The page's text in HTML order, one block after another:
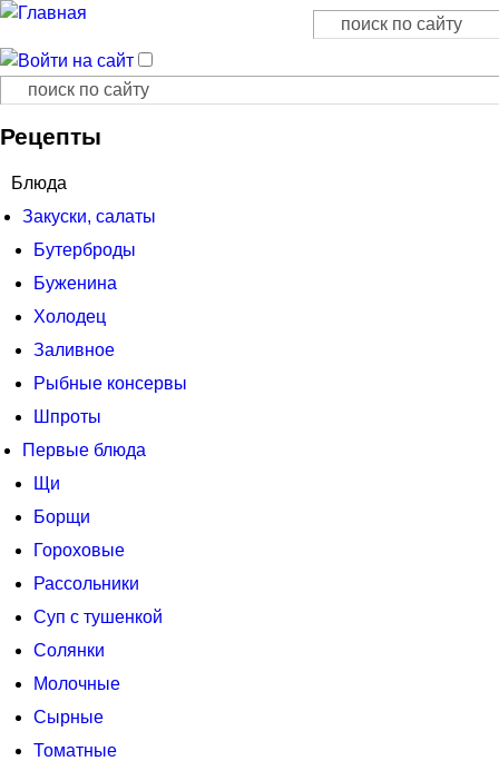
Форма поиска
Поиск
Форма поиска
Поиск
Рецепты
Блюда
Закуски, салаты
Бутерброды
Буженина
Холодец
Заливное
Рыбные консервы
Шпроты
Первые блюда
Щи
Борщи
Гороховые
Рассольники
Суп с тушенкой
Солянки
Молочные
Сырные
Томатные